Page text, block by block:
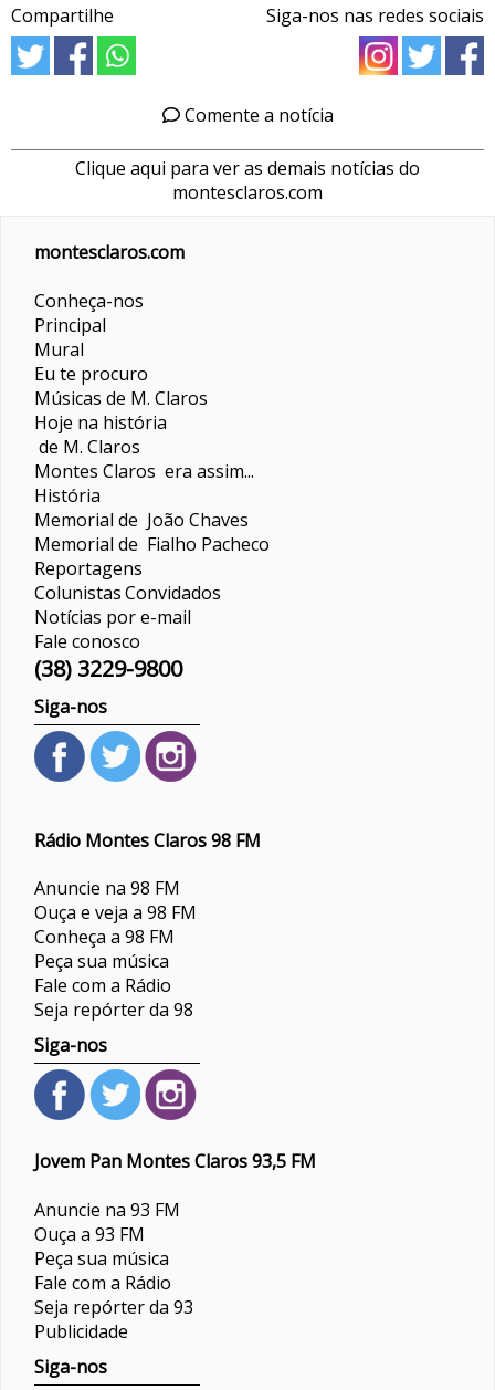
Compartilhe Siga-nos nas redes sociais
Comente a notícia
Clique aqui para ver as demais notícias do
montesclaros.com
montesclaros.com
Conheça-nos
Principal
Mural
Eu te procuro
Músicas de M. Claros
Hoje na história
de M. Claros
Montes Claros era assim...
História
Memorial de João Chaves
Memorial de Fialho Pacheco
Reportagens
ColunistasConvidados
Notícias por e-mail
Fale conosco
(38) 3229-9800
Siga-nos
Rádio Montes Claros 98 FM
Anuncie na 98 FM
Ouça e veja a 98 FM
Conheça a 98 FM
Peça sua música
Fale com a Rádio
Seja repórter da 98
Siga-nos
Jovem Pan Montes Claros 93,5 FM
Anuncie na 93 FM
Ouça a 93 FM
Peça sua música
Fale com a Rádio
Seja repórter da 93
Publicidade
Siga-nos